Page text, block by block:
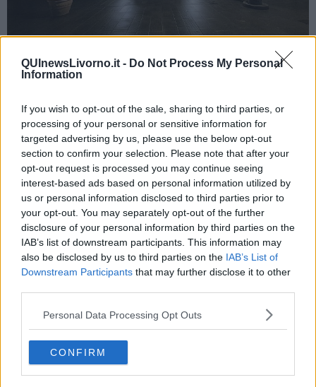
QUInewsLivorno.it - Do Not Process My Personal
Information
If you wish to opt-out of the sale, sharing to third parties, or
processing of your personal or sensitive information for
targeted advertising by us, please use the below opt-out
section to confirm your selection. Please note that after your
opt-out request is processed you may continue seeing
interest-based ads based on personal information utilized by
us or personal information disclosed to third parties prior to
your opt-out. You may separately opt-out of the further
disclosure of your personal information by third parties on the
IAB’s list of downstream participants. This information may
also be disclosed by us to third parties on the IAB’s List of
Downstream Participants that may further disclose it to other
Personal Data Processing Opt Outs
CONFIRM
senza rallentamenti. - ha scritto il sindaco - È praticamente ultimata
la parte centrale della facciata della gradinata dello stadio Armando
Picchi. Si è aperto l'intervento per il rifacimento delle spallette della
passeggiata alla Rotonda di Ardenza. Nuova illuminazione per le
chiese di via della Madonna. Prende forma la piazzetta di via
Serristori, cuore dell'intervento di riqualificazione della via di
accesso alle aree mercatali".
"È in fase di realizzazione la struttura del nuovo mercato di via
Buontalenti che vedrà nei prossimi giorni la copertura degli scavi e
la gettata del massetto", ha concluso il sindaco.